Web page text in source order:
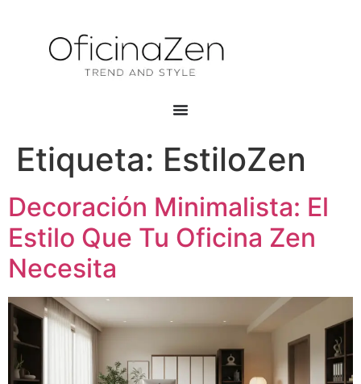
Etiqueta: EstiloZen
Decoración Minimalista: El
Estilo Que Tu Oficina Zen
Necesita